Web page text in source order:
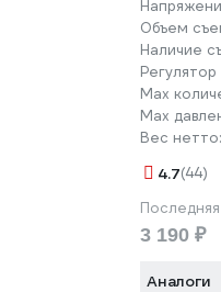
Объем
Наличие
Мах
Max
Вес нетто:
4.7(44)
3 190 ₽
Аналоги